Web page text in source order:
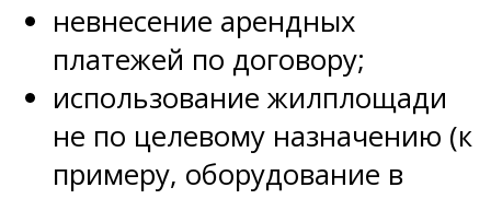
невнесение арендных
платежей по договору;
использование жилплощади
не по целевому назначению (к
примеру, оборудование в